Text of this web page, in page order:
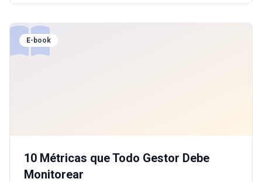
E-book
10 Métricas que Todo Gestor Debe
Monitorear